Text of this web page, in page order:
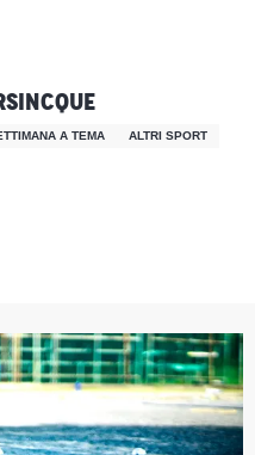
A TEMA
ALTRI SPORT